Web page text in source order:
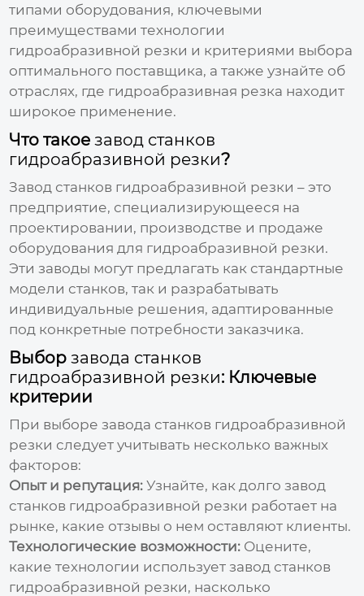
типами оборудования, ключевыми
преимуществами технологии
гидроабразивной резки и критериями выбора
оптимального поставщика, а также узнайте об
отраслях, где гидроабразивная резка находит
широкое применение.
Что такоезавод станков
гидроабразивной резки?
Завод станков гидроабразивной резки – это
предприятие, специализирующееся на
проектировании, производстве и продаже
оборудования для гидроабразивной резки.
Эти заводы могут предлагать как стандартные
модели станков, так и разрабатывать
индивидуальные решения, адаптированные
под конкретные потребности заказчика.
Выборзавода станков
гидроабразивной резки: Ключевые
критерии
При выборезавода станков гидроабразивной
резки следует учитывать несколько важных
факторов:
Опыт и репутация: Узнайте, как долгозавод
станков гидроабразивной резки работает на
рынке, какие отзывы о нем оставляют клиенты.
Технологические возможности: Оцените,
какие технологии используетзавод станков
гидроабразивной резки, насколько